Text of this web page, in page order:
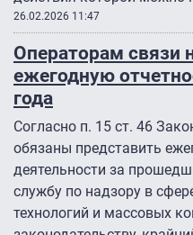
26.02.2026 11:47
Операторам связи
ежегодную
года
Согласно п. 15 ст. 46
обязаны представить
деятельности за
службу по надзору в
технологий и массовых